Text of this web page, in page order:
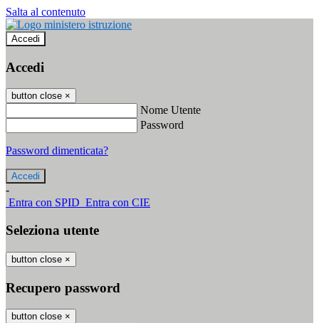
Salta al contenuto
Accedi
Accedi
button close ×
Nome Utente
Password
Password dimenticata?
-
Entra con SPID Entra con CIE
Seleziona utente
button close ×
Recupero password
button close ×